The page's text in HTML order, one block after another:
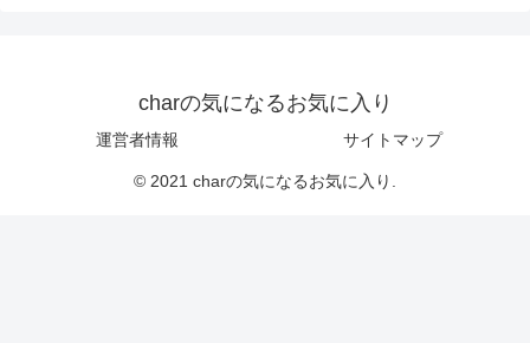
charの気になるお気に入り
運営者情報 サイトマップ
© 2021 charの気になるお気に入り.